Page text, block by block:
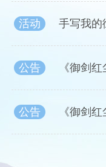
活动 手写我的
公告 《御剑
公告 《御剑